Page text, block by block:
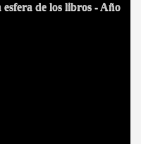
de los libros - Año